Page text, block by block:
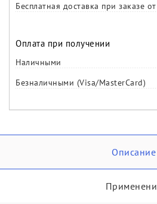
Бесплатная доставка при заказе
Оплата при получении
Наличными
Безналичными (Visa/MasterCard)
Описание